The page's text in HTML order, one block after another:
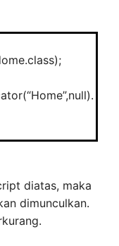
diatas, maka
dimunculkan.